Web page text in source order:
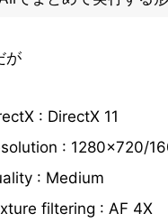
が
: DirectX 11
: 1280×720/
: Medium
filtering : AF 4X